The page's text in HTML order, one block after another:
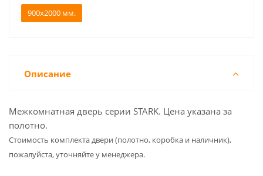
900x2000 мм.
Описание
Межкомнатная дверь серии STARK. Цена указана за
полотно.
Cтоимость комплекта двери (полотно, коробка и наличник),
пожалуйста, уточняйте у менеджера.